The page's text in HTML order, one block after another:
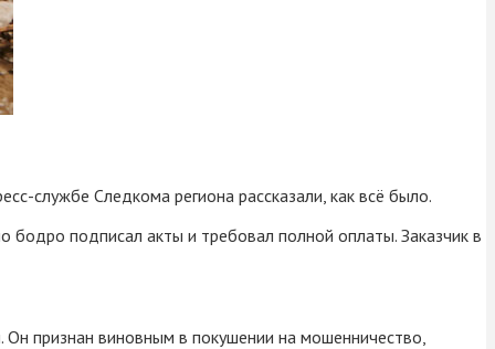
службе Следкома региона рассказали, как всё было.
бодро подписал акты и требовал полной оплаты. Заказчик в
признан виновным в покушении на мошенничество,